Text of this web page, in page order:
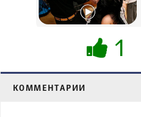
1
КОММЕНТАРИИ